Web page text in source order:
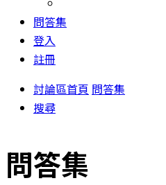
問答集
登入
註冊
討論區首頁 問答集
搜尋
問答集